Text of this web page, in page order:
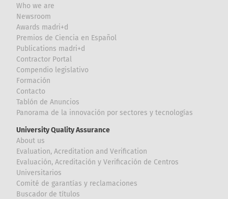
Who we are
Newsroom
Awards madri+d
Premios de Ciencia en Español
Publications madri+d
Contractor Portal
Compendio legislativo
Formación
Contacto
Tablón de Anuncios
Panorama de la innovación por sectores y tecnologías
University Quality Assurance
About us
Evaluation, Acreditation and Verification
Evaluación, Acreditación y Verificación de Centros
Universitarios
Comité de garantías y reclamaciones
Buscador de títulos